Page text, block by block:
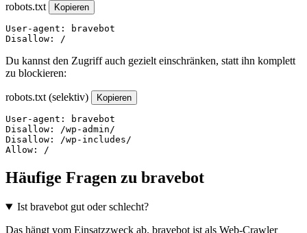
robots.txt Kopieren
User-agent: bravebot
Disallow: /
Du kannst den Zugriff auch gezielt einschränken, statt ihn komplett
zu blockieren:
robots.txt (selektiv) Kopieren
User-agent: bravebot
Disallow: /wp-admin/
Disallow: /wp-includes/
Allow: /
Häufige Fragen zu bravebot
Ist bravebot gut oder schlecht?
Das hängt vom Einsatzzweck ab. bravebot ist als Web-Crawler